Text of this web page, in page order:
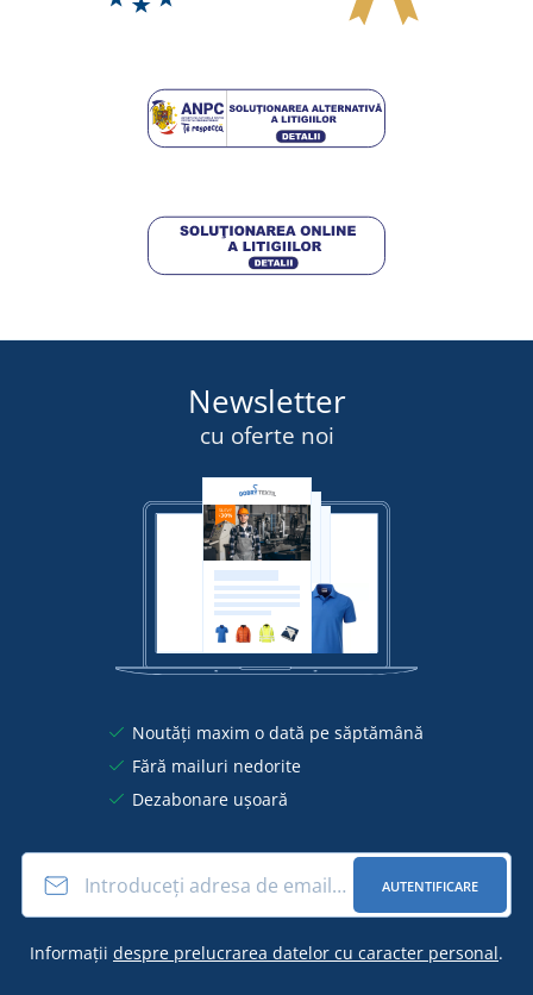
17,50 lei
Newsletter
cu oferte noi
Noutăți maxim o dată pe săptămână
Fără mailuri nedorite
Dezabonare ușoară
AUTENTIFICARE
Informații despre prelucrarea datelor cu caracter personal.